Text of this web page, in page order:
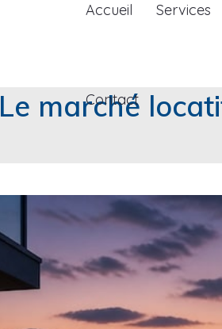
Accueil Services
Contact
Le marché